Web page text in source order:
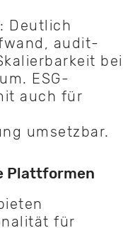
Deutlich
audit-
bei
ESG-
auch für
umsetzbar.
Plattformen
für